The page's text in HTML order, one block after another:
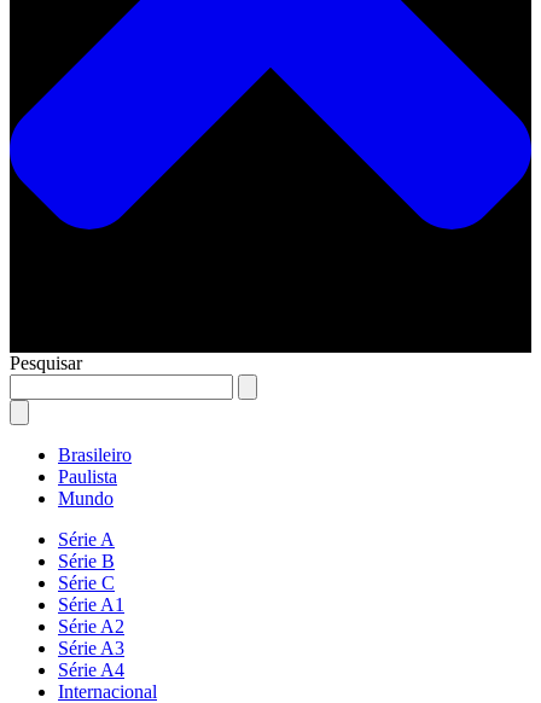
Pesquisar
Brasileiro
Paulista
Mundo
Série A
Série B
Série C
Série A1
Série A2
Série A3
Série A4
Internacional